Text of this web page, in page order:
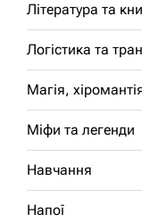
Література та
Логістика та
Магія,
Міфи та легенди
Навчання
Напої